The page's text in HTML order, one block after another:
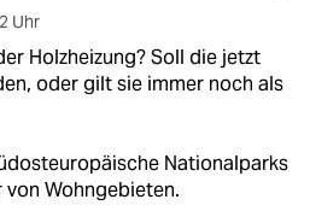
Uhr
Holzheizung? Soll die jetzt
oder gilt sie immer noch als
Nationalparks
von Wohngebieten.